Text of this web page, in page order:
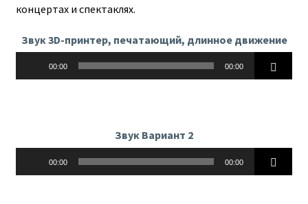
концертах и спектаклях.
Звук 3D-принтер, печатающий, длинное движение
00:00 00:00
Звук Вариант 2
00:00 00:00